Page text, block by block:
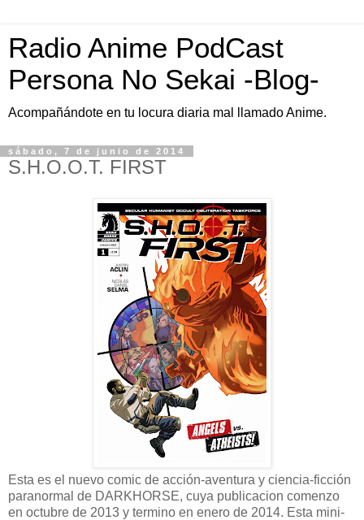
Radio Anime PodCast
Persona No Sekai -Blog-
Acompañándote en tu locura diaria mal llamado Anime.
sábado, 7 de junio de 2014
S.H.O.O.T. FIRST
Esta es el nuevo comic de acción-aventura y ciencia-ficción
paranormal de DARKHORSE, cuya publicacion comenzo
en octubre de 2013 y termino en enero de 2014. Esta mini-